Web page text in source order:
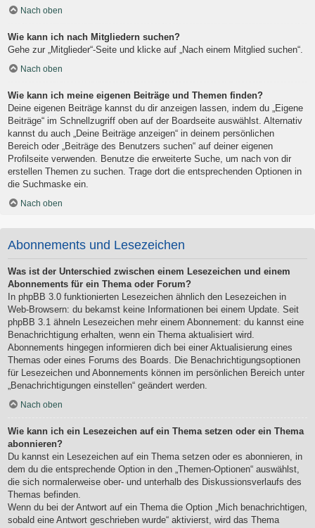
Nach oben
Wie kann ich nach Mitgliedern suchen?
Gehe zur „Mitglieder“-Seite und klicke auf „Nach einem Mitglied suchen“.
Nach oben
Wie kann ich meine eigenen Beiträge und Themen finden?
Deine eigenen Beiträge kannst du dir anzeigen lassen, indem du „Eigene
Beiträge“ im Schnellzugriff oben auf der Boardseite auswählst. Alternativ
kannst du auch „Deine Beiträge anzeigen“ in deinem persönlichen
Bereich oder „Beiträge des Benutzers suchen“ auf deiner eigenen
Profilseite verwenden. Benutze die erweiterte Suche, um nach von dir
erstellen Themen zu suchen. Trage dort die entsprechenden Optionen in
die Suchmaske ein.
Nach oben
Abonnements und Lesezeichen
Was ist der Unterschied zwischen einem Lesezeichen und einem
Abonnements für ein Thema oder Forum?
In phpBB 3.0 funktionierten Lesezeichen ähnlich den Lesezeichen in
Web-Browsern: du bekamst keine Informationen bei einem Update. Seit
phpBB 3.1 ähneln Lesezeichen mehr einem Abonnement: du kannst eine
Benachrichtigung erhalten, wenn ein Thema aktualisiert wird.
Abonnements hingegen informieren dich bei einer Aktualisierung eines
Themas oder eines Forums des Boards. Die Benachrichtigungsoptionen
für Lesezeichen und Abonnements können im persönlichen Bereich unter
„Benachrichtigungen einstellen“ geändert werden.
Nach oben
Wie kann ich ein Lesezeichen auf ein Thema setzen oder ein Thema
abonnieren?
Du kannst ein Lesezeichen auf ein Thema setzen oder es abonnieren, in
dem du die entsprechende Option in den „Themen-Optionen“ auswählst,
die sich normalerweise ober- und unterhalb des Diskussionsverlaufs des
Themas befinden.
Wenn du bei der Antwort auf ein Thema die Option „Mich benachrichtigen,
sobald eine Antwort geschrieben wurde“ aktivierst, wird das Thema